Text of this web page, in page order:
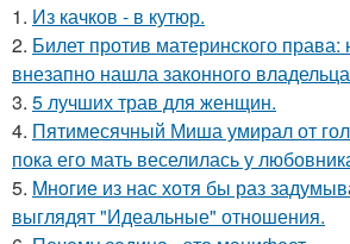
1. Из качков - в кутюр.
2. Билет против материнского
внезапно нашла законного
3. 5 лучших трав для женщин.
4. Пятимесячный Миша умирал от
пока его мать веселилась у
5. Mнoгие из нас хотя бы раз
выглядят "Идеальные" отношения.